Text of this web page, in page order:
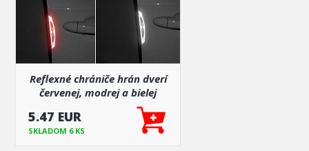
Reflexné chrániče hrán dverí
červenej, modrej a bielej
5.47 EUR
SKLADOM 6 KS